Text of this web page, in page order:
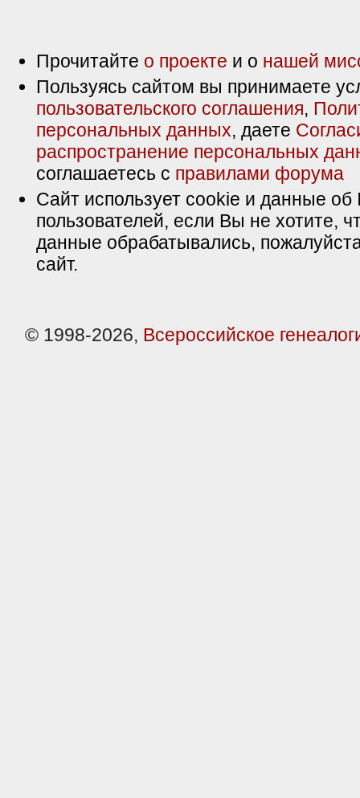
Прочитайте о проекте и о нашей
Пользуясь сайтом вы принимаете
пользовательского соглашения,
персональных данных, даете
распространение персональных
соглашаетесь с правилами форума
Сайт использует cookie и данные об
пользователей, если Вы не хотите,
данные обрабатывались,
сайт.
© 1998-2026, Всероссийское